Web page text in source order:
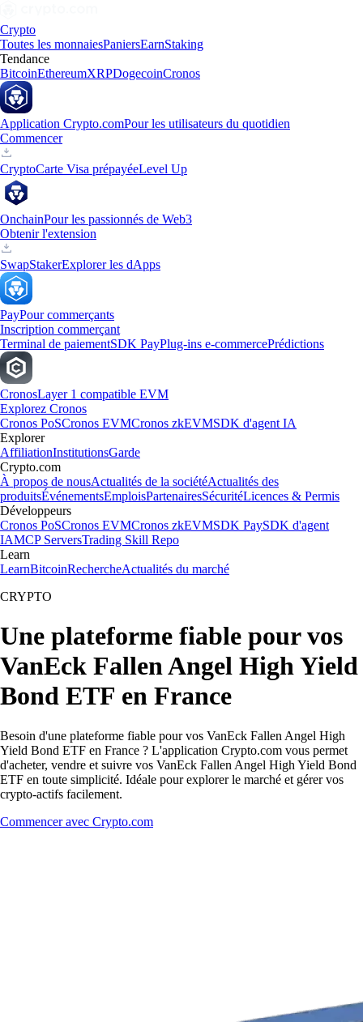
Crypto
Toutes les monnaiesPaniersEarnStaking
Tendance
BitcoinEthereumXRPDogecoinCronos
Application Crypto.comPour les utilisateurs du quotidien
Commencer
CryptoCarte Visa prépayéeLevel Up
OnchainPour les passionnés de Web3
Obtenir l'extension
SwapStakerExplorer les dApps
PayPour commerçants
Inscription commerçant
Terminal de paiementSDK PayPlug-ins e-commercePrédictions
CronosLayer 1 compatible EVM
Explorez Cronos
Cronos PoSCronos EVMCronos zkEVMSDK d'agent IA
Explorer
AffiliationInstitutionsGarde
Crypto.com
À propos de nousActualités de la sociétéActualités des
produitsÉvénementsEmploisPartenairesSécuritéLicences & Permis
Développeurs
Cronos PoSCronos EVMCronos zkEVMSDK PaySDK d'agent
IAMCP ServersTrading Skill Repo
Learn
LearnBitcoinRechercheActualités du marché
CRYPTO
Une plateforme fiable pour vos
VanEck Fallen Angel High Yield
Bond ETF en France
Besoin d'une plateforme fiable pour vos VanEck Fallen Angel High
Yield Bond ETF en France ? L'application Crypto.com vous permet
d'acheter, vendre et suivre vos VanEck Fallen Angel High Yield Bond
ETF en toute simplicité. Idéale pour explorer le marché et gérer vos
crypto-actifs facilement.
Commencer avec Crypto.com